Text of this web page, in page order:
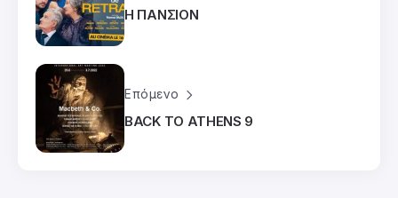
Η ΠΑΝΣΙΟΝ
Επόμενο
BACK TO ATHENS 9